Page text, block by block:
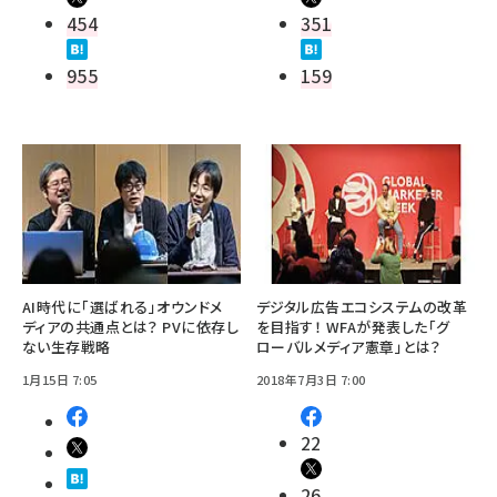
454
955
351
159
AI時代に「選ばれる」オウンドメ
ディアの共通点とは？ PVに依存し
ない生存戦略
1月15日 7:05
デジタル広告エコシステムの改革
を目指す！ WFAが発表した「グ
ローバルメディア憲章」とは？
2018年7月3日 7:00
22